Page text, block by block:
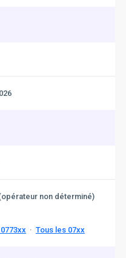
non déterminé)
· Tous les 07xx